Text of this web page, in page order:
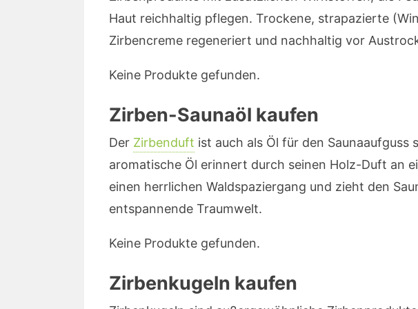
Haut reichhaltig pflegen. Trockene, strapazierte
Zirbencreme regeneriert und nachhaltig vor
Keine Produkte gefunden.
Zirben-Saunaöl kaufen
Der Zirbenduft ist auch als Öl für den Saunaaufguss
aromatische Öl erinnert durch seinen Holz-Duft an
einen herrlichen Waldspaziergang und zieht den
entspannende Traumwelt.
Keine Produkte gefunden.
Zirbenkugeln kaufen